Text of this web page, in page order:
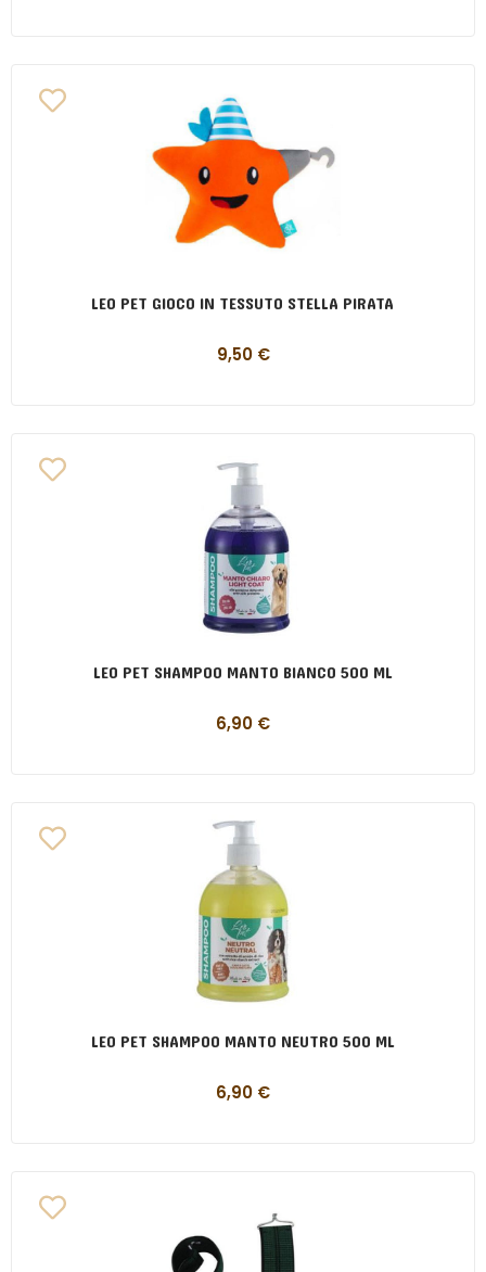
LEO PET GIOCO IN TESSUTO STELLA PIRATA
9,50 €
LEO PET SHAMPOO MANTO BIANCO 500 ML
6,90 €
LEO PET SHAMPOO MANTO NEUTRO 500 ML
6,90 €